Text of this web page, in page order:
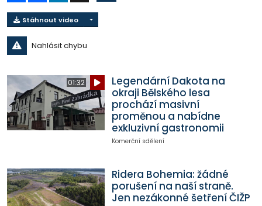
Stáhnout video
Nahlásit chybu
01:32
Legendární Dakota na
okraji Bělského lesa
prochází masivní
proměnou a nabídne
exkluzivní gastronomii
Komerční sdělení
Ridera Bohemia: žádné
porušení na naší straně.
Jen nezákonné šetření ČIŽP